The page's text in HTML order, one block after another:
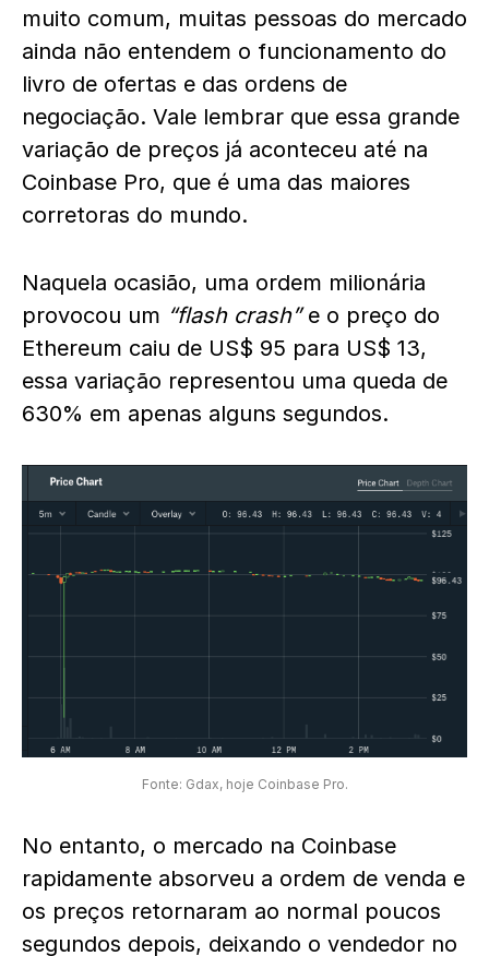
muito comum, muitas pessoas do mercado
ainda não entendem o funcionamento do
livro de ofertas e das ordens de
negociação. Vale lembrar que essa grande
variação de preços já aconteceu até na
Coinbase Pro, que é uma das maiores
corretoras do mundo.
Naquela ocasião, uma ordem milionária
provocou um “flash crash”e o preço do
Ethereum caiu de US$ 95 para US$ 13,
essa variação representou uma queda de
630% em apenas alguns segundos.
Fonte: Gdax, hoje Coinbase Pro.
No entanto, o mercado na Coinbase
rapidamente absorveu a ordem de venda e
os preços retornaram ao normal poucos
segundos depois, deixando o vendedor no